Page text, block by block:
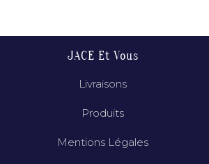
JACE Et Vous
Livraisons
Produits
Mentions Légales